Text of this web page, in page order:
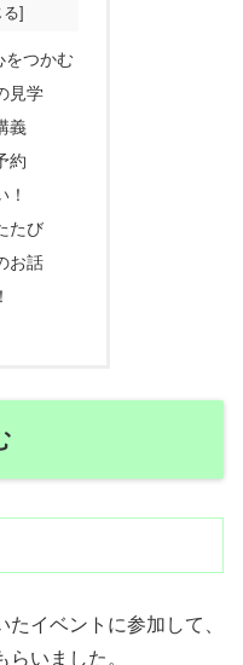
をつかむ
見学
義
約
！
たび
お話
イベントに参加して、
いました。